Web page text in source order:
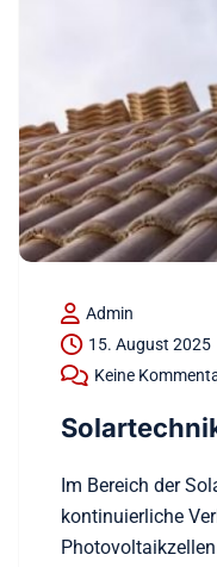
Admin
15. August 2025
Keine
Im Bereich der
kontinuierliche